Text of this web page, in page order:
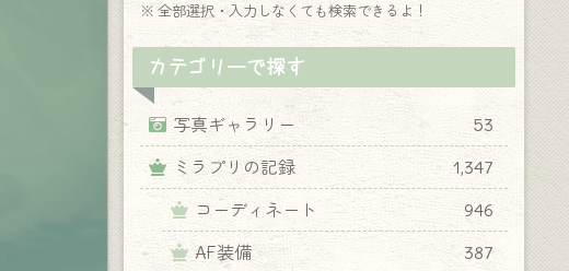
※ 全部選択・入力しなくても検索できるよ！
カテゴリーで探す
写真ギャラリー
53
ミラプリの記録
1,347
コーディネート
946
AF装備
387